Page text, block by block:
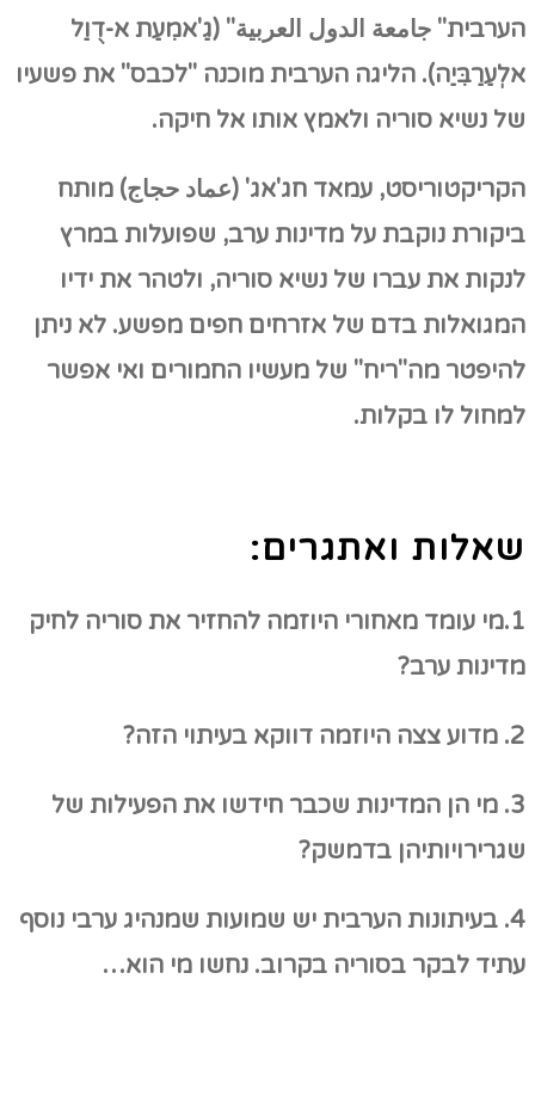
הערבית" جامعة الدول العربية" (גַ'אמִעַת א-דֻוַל
אלְעַרַבִּיַה). הליגה הערבית מוכנה "לכבס" את פשעיו
של נשיא סוריה ולאמץ אותו אל חיקה.
הקריקטוריסט, עמאד חג'אג' (عماد حجاج) מותח
ביקורת נוקבת על מדינות ערב, שפועלות במרץ
לנקות את עברו של נשיא סוריה, ולטהר את ידיו
המגואלות בדם של אזרחים חפים מפשע. לא ניתן
להיפטר מה"ריח" של מעשיו החמורים ואי אפשר
למחול לו בקלות.
שאלות ואתגרים:
1.מי עומד מאחורי היוזמה להחזיר את סוריה לחיק
מדינות ערב?
2. מדוע צצה היוזמה דווקא בעיתוי הזה?
3. מי הן המדינות שכבר חידשו את הפעילות של
שגרירויותיהן בדמשק?
4. בעיתונות הערבית יש שמועות שמנהיג ערבי נוסף
עתיד לבקר בסוריה בקרוב. נחשו מי הוא…